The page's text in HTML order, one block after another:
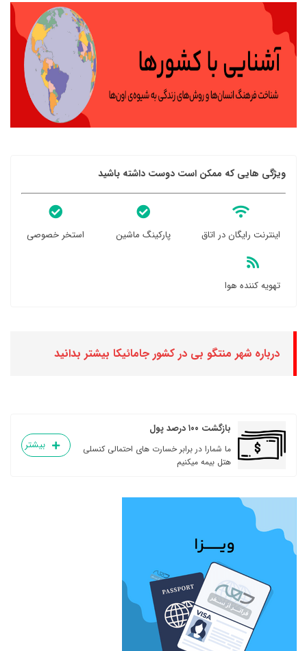
ویژگی هایی که ممکن است دوست داشته باشید
اینترنت رایگان در اتاق پارکینگ ماشین استخر خصوصی
تهویه کننده هوا
درباره شهر منتگو بی در کشور جامائیکا بیشتر بدانید
بازگشت ۱۰۰ درصد پول
ما شمارا در برابر خسارت های احتمالی کنسلی
هتل بیمه میکنیم
بیشتر